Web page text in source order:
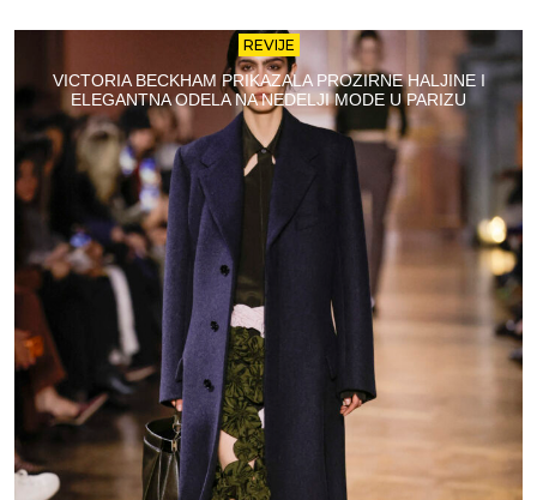
REVIJE
VICTORIA BECKHAM PRIKAZALA PROZIRNE HALJINE I
ELEGANTNA ODELA NA NEDELJI MODE U PARIZU